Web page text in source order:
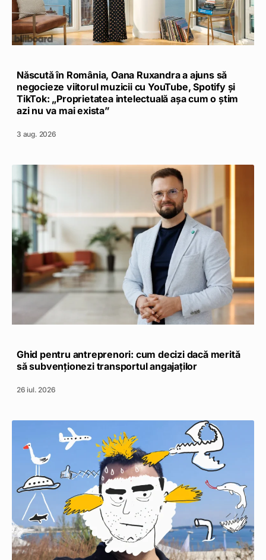
Născută în România, Oana Ruxandra a ajuns să
negocieze viitorul muzicii cu YouTube, Spotify și
TikTok: „Proprietatea intelectuală așa cum o știm
azi nu va mai exista”
3 aug. 2026
Ghid pentru antreprenori: cum decizi dacă merită
să subvenționezi transportul angajaților
26 iul. 2026